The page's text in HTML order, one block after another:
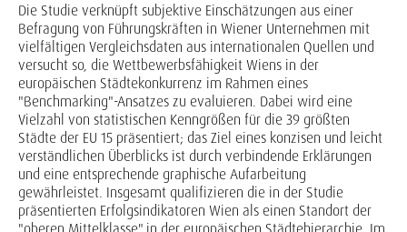
Die Studie verknüpft subjektive Einschätzungen aus einer
Befragung von Führungskräften in Wiener Unternehmen mit
vielfältigen Vergleichsdaten aus internationalen Quellen und
versucht so, die Wettbewerbsfähigkeit Wiens in der
europäischen Städtekonkurrenz im Rahmen eines
"Benchmarking"-Ansatzes zu evaluieren. Dabei wird eine
Vielzahl von statistischen Kenngrößen für die 39 größten
Städte der EU 15 präsentiert; das Ziel eines konzisen und leicht
verständlichen Überblicks ist durch verbindende Erklärungen
und eine entsprechende graphische Aufarbeitung
gewährleistet. Insgesamt qualifizieren die in der Studie
präsentierten Erfolgsindikatoren Wien als einen Standort der